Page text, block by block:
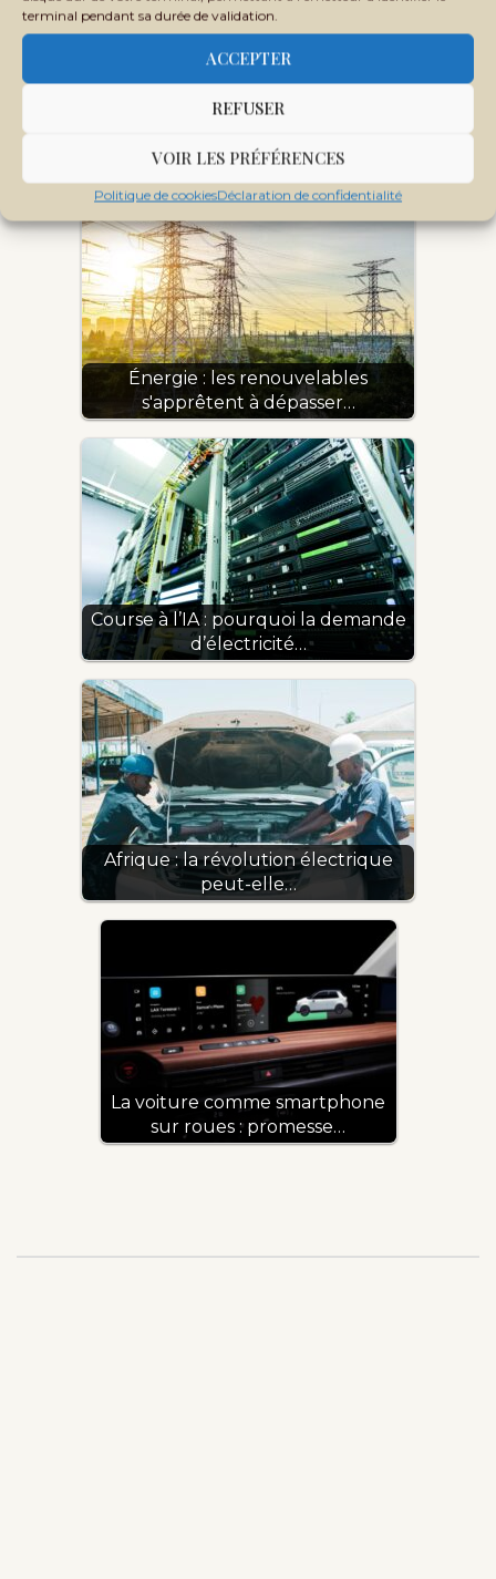
terminal pendant sa durée de validation.
ACCEPTER
REFUSER
VOIR LES PRÉFÉRENCES
Politique de cookiesDéclaration de confidentialité
révèle le nouveau rapport…
Énergie : les renouvelables
s'apprêtent à dépasser…
Course à l’IA : pourquoi la demande
d’électricité…
Afrique : la révolution électrique
peut-elle…
La voiture comme smartphone
sur roues : promesse…